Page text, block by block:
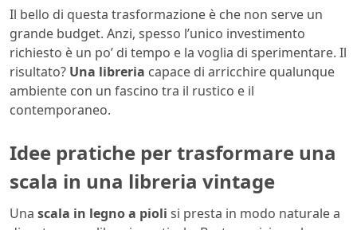
Il bello di questa trasformazione è che non serve un
grande budget. Anzi, spesso l’unico investimento
richiesto è un po’ di tempo e la voglia di sperimentare. Il
risultato? Una libreria capace di arricchire qualunque
ambiente con un fascino tra il rustico e il
contemporaneo.
Idee pratiche per trasformare una
scala in una libreria vintage
Una scala in legno a pioli si presta in modo naturale a